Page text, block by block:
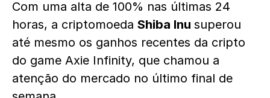
Com uma alta de 100% nas últimas 24
horas, a criptomoeda Shiba Inu superou
até mesmo os ganhos recentes da cripto
do game Axie Infinity, que chamou a
atenção do mercado no último final de